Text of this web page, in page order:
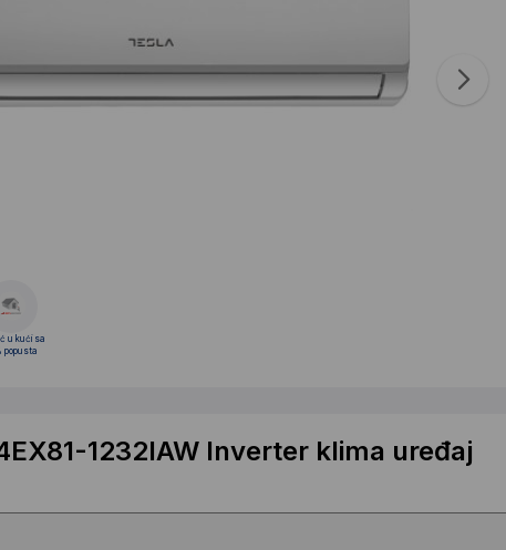
u kući sa
popusta
1232IAW Inverter klima uređaj